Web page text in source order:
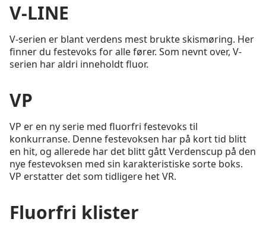
V-LINE
V-serien er blant verdens mest brukte skismøring. Her
finner du festevoks for alle fører. Som nevnt over, V-
serien har aldri inneholdt fluor.
VP
VP er en ny serie med fluorfri festevoks til
konkurranse. Denne festevoksen har på kort tid blitt
en hit, og allerede har det blitt gått Verdenscup på den
nye festevoksen med sin karakteristiske sorte boks.
VP erstatter det som tidligere het VR.
Fluorfri klister